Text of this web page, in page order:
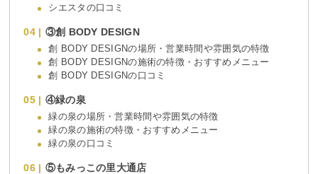
シエスタの口コミ
③創 BODY DESIGN
創 BODY DESIGNの場所・営業時間や雰囲気の特徴
創 BODY DESIGNの施術の特徴・おすすめメニュー
創 BODY DESIGNの口コミ
④緑の泉
緑の泉の場所・営業時間や雰囲気の特徴
緑の泉の施術の特徴・おすすめメニュー
緑の泉の口コミ
⑤もみっこの里大通店